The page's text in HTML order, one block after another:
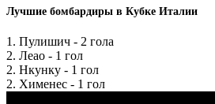
Лучшие бомбардиры в Кубке Италии
1. Пулишич - 2 гола
2. Леао - 1 гол
2. Нкунку - 1 гол
2. Хименес - 1 гол